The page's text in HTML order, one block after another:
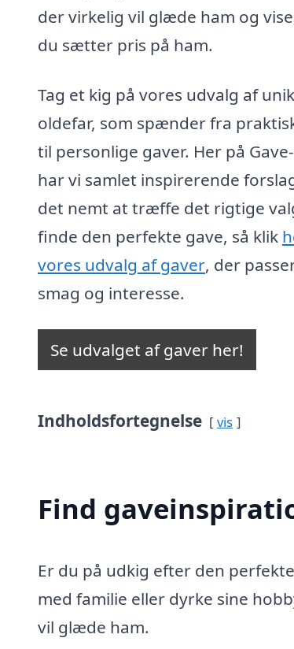
der virkelig vil glæde ham og
du sætter pris på ham.
Tag et kig på vores udvalg af
oldefar, som spænder fra
til personlige gaver. Her på
har vi samlet inspirerende
det nemt at træffe det rigtige
finde den perfekte gave, så klik
vores udvalg af gaver, der
smag og interesse.
Se udvalget af gaver her!
Indholdsfortegnelse vis
Find
Er du på udkig efter den
med familie eller dyrke sine
vil glæde ham.